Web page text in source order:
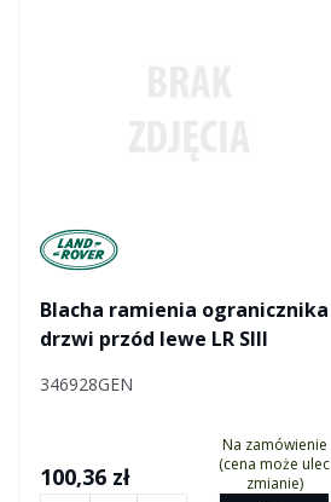
Manufactured by Land rover
Blacha ramienia ogranicznika
drzwi przód lewe LR SIII
346928GEN
100,36 zł
Na zamówienie
(cena może ulec
zmianie)